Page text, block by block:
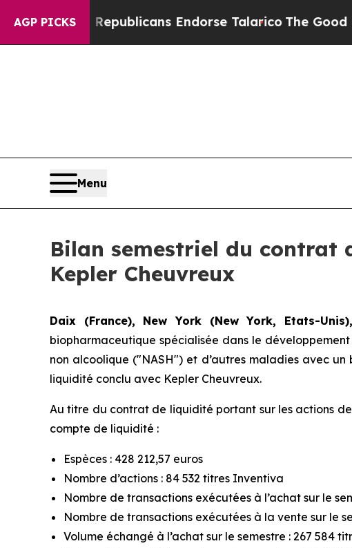
AGP PICKS
Republicans Endorse TalaricoThe Good News
Menu
Bilan semestriel du contrat
Kepler Cheuvreux
Daix (France), New York (New York, Etats-
biopharmaceutique spécialisée dans le
non alcoolique ("NASH") et d’autres maladies avec
liquidité conclu avec Kepler Cheuvreux.
Au titre du contrat de liquidité portant sur les actions
compte de liquidité :
Espèces : 428 212,57 euros
Nombre d’actions : 84 532 titres Inventiva
Nombre de transactions exécutées à l’achat sur le
Nombre de transactions exécutées à la vente sur le
Volume échangé à l’achat sur le semestre : 267 584